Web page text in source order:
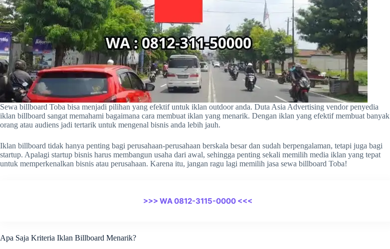
Sewa billboard Toba bisa menjadi pilihan yang efektif untuk iklan outdoor anda. Duta Asia Advertising vendor penyedia
iklan billboard sangat memahami bagaimana cara membuat iklan yang menarik. Dengan iklan yang efektif membuat banyak
orang atau audiens jadi tertarik untuk mengenal bisnis anda lebih jauh.
Iklan billboard tidak hanya penting bagi perusahaan-perusahaan berskala besar dan sudah berpengalaman, tetapi juga bagi
startup. Apalagi startup bisnis harus membangun usaha dari awal, sehingga penting sekali memilih media iklan yang tepat
untuk memperkenalkan bisnis atau perusahaan. Karena itu, jangan ragu lagi memilih jasa sewa billboard Toba!
>>> WA 0812-3115-0000 <<<
Apa Saja Kriteria Iklan Billboard Menarik?